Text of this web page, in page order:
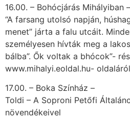
16.00. – Bohócjárás Mihályiban –
“A farsang utolsó napján,
menet” járta a falu utcáit.
személyesen hívták meg a
bálba”. Ők voltak a bhócok”-
www.mihalyi.eoldal.hu-
17.00. – Boka Színház –
Toldi – A Soproni Petőfi
növendékeivel